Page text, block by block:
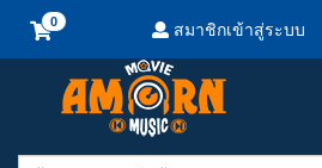
สมาชิกเข้าสู่ระบบ